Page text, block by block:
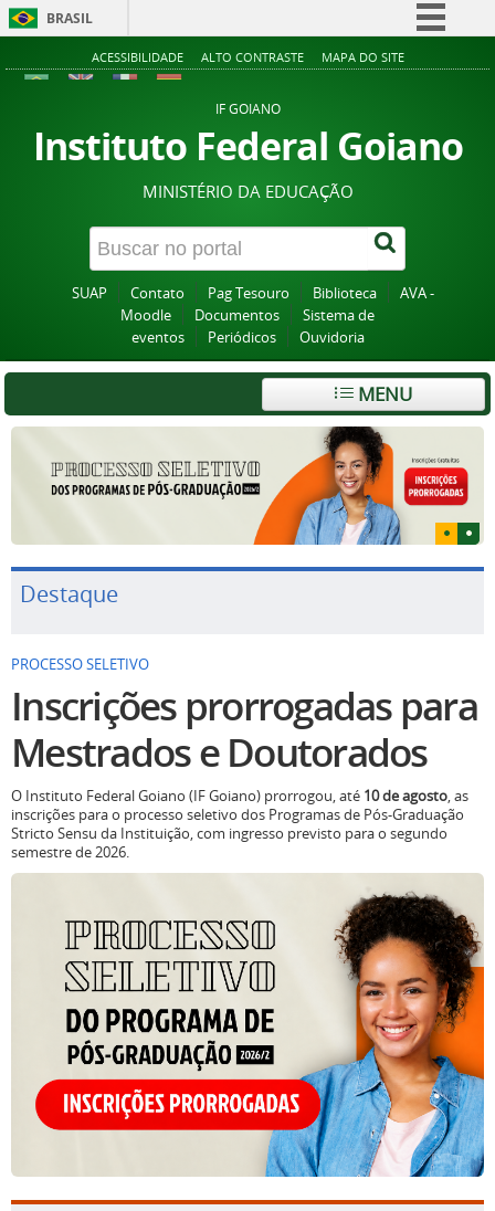
BRASIL
Simplifique!
Acesso à informação
Legislação
Canais
ACESSIBILIDADE ALTO CONTRASTE MAPA DO SITE
IF GOIANO
Instituto Federal Goiano
MINISTÉRIO DA EDUCAÇÃO
SUAP Contato Pag Tesouro Biblioteca
AVA -
Moodle
Documentos
Sistema de
eventos
Periódicos Ouvidoria
MENU
Destaque
PROCESSO SELETIVO
Inscrições prorrogadas para
Mestrados e Doutorados
O Instituto Federal Goiano (IF Goiano) prorrogou, até 10 de agosto, as
inscrições para o processo seletivo dos Programas de Pós-Graduação
Stricto Sensu da Instituição, com ingresso previsto para o segundo
semestre de 2026.